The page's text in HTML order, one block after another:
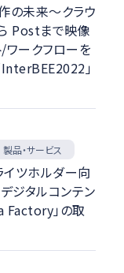
の未来～クラウ
Postまで映像
ワークフローを
」
製品・サービス
イツホルダー向
ジタルコンテン
」の取